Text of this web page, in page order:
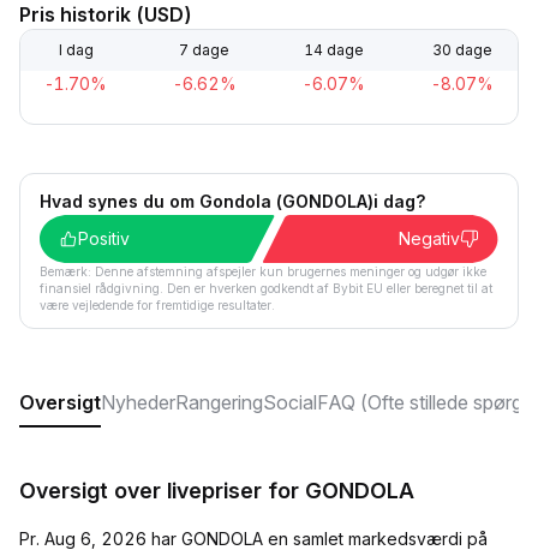
Pris historik (USD)
I dag 7 dage 14 dage 30 dage
-1.70% -6.62% -6.07% -8.07%
Hvad synes du om Gondola (GONDOLA)i dag?
Positiv
Negativ
Bemærk: Denne afstemning afspejler kun brugernes meninger og udgør ikke
finansiel rådgivning. Den er hverken godkendt af Bybit EU eller beregnet til at
være vejledende for fremtidige resultater.
OversigtNyhederRangeringSocialFAQ (Ofte stillede
Oversigt over livepriser for GONDOLA
Pr. Aug 6, 2026 har GONDOLA en samlet markedsværdi på